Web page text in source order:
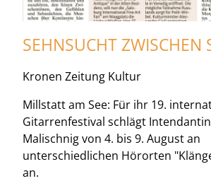
SEHNSUCHT ZWISCHEN
Kronen Zeitung Kultur
Millstatt am See: Für ihr 19.
Gitarrenfestival schlägt Intendantin
Malischnig von 4. bis 9. August an
unterschiedlichen Hörorten
an.